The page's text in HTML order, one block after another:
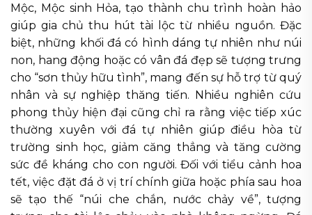
Mộc, Mộc sinh Hỏa, tạo thành chu trình hoàn hảo
giúp gia chủ thu hút tài lộc từ nhiều nguồn. Đặc
biệt, những khối đá có hình dáng tự nhiên như núi
non, hang động hoặc có vân đá đẹp sẽ tượng trưng
cho “sơn thủy hữu tình”, mang đến sự hỗ trợ từ quý
nhân và sự nghiệp thăng tiến. Nhiều nghiên cứu
phong thủy hiện đại cũng chỉ ra rằng việc tiếp xúc
thường xuyên với đá tự nhiên giúp điều hòa từ
trường sinh học, giảm căng thẳng và tăng cường
sức đề kháng cho con người. Đối với tiểu cảnh hoa
tết, việc đặt đá ở vị trí chính giữa hoặc phía sau hoa
sẽ tạo thế “núi che chắn, nước chảy về”, tượng